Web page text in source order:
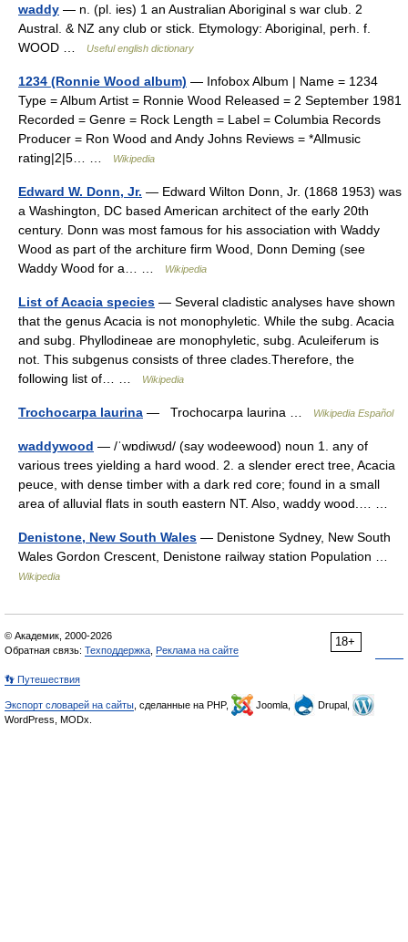
waddy — n. (pl. ies) 1 an Australian Aboriginal s war club. 2
Austral. & NZ any club or stick. Etymology: Aboriginal, perh. f.
WOOD …
Useful english dictionary
1234 (Ronnie Wood album) — Infobox Album | Name = 1234
Type = Album Artist = Ronnie Wood Released = 2 September 1981
Recorded = Genre = Rock Length = Label = Columbia Records
Producer = Ron Wood and Andy Johns Reviews = *Allmusic
rating|2|5… …
Wikipedia
Edward W. Donn, Jr. — Edward Wilton Donn, Jr. (1868 1953) was
a Washington, DC based American architect of the early 20th
century. Donn was most famous for his association with Waddy
Wood as part of the architure firm Wood, Donn Deming (see
Waddy Wood for a… …
Wikipedia
List of Acacia species — Several cladistic analyses have shown
that the genus Acacia is not monophyletic. While the subg. Acacia
and subg. Phyllodineae are monophyletic, subg. Aculeiferum is
not. This subgenus consists of three clades.Therefore, the
following list of… …
Wikipedia
Trochocarpa laurina — Trochocarpa laurina … Wikipedia Español
waddywood — /ˈwɒdiwʊd/ (say wodeewood) noun 1. any of
various trees yielding a hard wood. 2. a slender erect tree, Acacia
peuce, with dense timber with a dark red core; found in a small
area of alluvial flats in south eastern NT. Also, waddy wood.… …
Denistone, New South Wales — Denistone Sydney, New South
Wales Gordon Crescent, Denistone railway station Population …
Wikipedia
18+
© Академик, 2000-2026
Обратная связь: Техподдержка Реклама на сайте
👣 Путешествия
Экспорт словарей на сайты , сделанные на PHP, Joomla,
Drupal,
WordPress, MODx.